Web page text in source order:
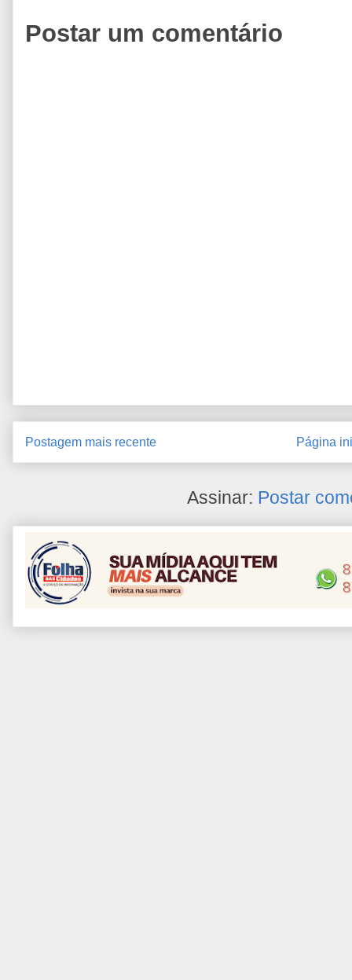
Postar um comentário
Postagem mais recente Página
Assinar: Postar